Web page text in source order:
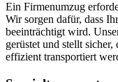
Ein Firmenumzug
Wir sorgen dafür, dass
beeinträchtigt wird.
gerüstet und stellt
effizient transportiert